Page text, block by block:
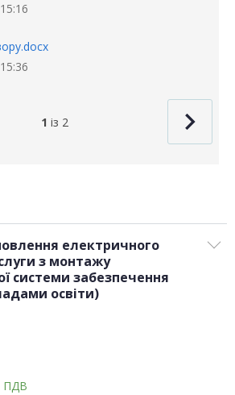
15:16
15:36
1 із 2
електричного
забезпечення
освіти)
ПДВ